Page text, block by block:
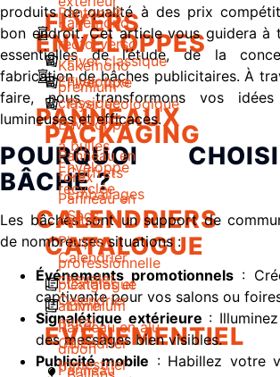
Kakémono
recto-verso
Kakémono
premium
PANNEAUX
Panneau en
forex
Panneau en
carton
Plaque
professionnelle
plexiglas et
aluminium
Panneau en alu
dibon
Panneau
Pantone®
ENVELOPPES
Enveloppe
classique
Enveloppe
à bulles
Enveloppe
recyclée
CALENDRIERS
Calendrier
chevalet
Calendrier
mural
Calendrier
trimestriel
FLYERS
Flyer classique
Flyer luxe
Flyer écologique
PACKAGING
Coffrets
Emballages
Sacs
CATALOGUE
Catalogue
Livre
EVENEMENTIEL
produits de qualité à des prix
bon endroit. Cet article vous guidera à
essentielles de l’étude, de la
fabrication de bâches publicitaires. À
faire, nous transformons vos idées
lumineuses et efficaces.
POURQUOI
BÂCHE ?
Les bâches sont un support de
de nombreuses situations :
Événements promotionnels :
captivante pour vos salons ou
Signalétique extérieure :
des messages bien visibles.
Publicité mobile : Habillez votre